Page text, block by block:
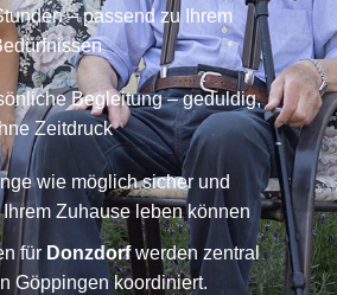
– passend zu Ihrem
Begleitung – geduldig,
Zeitdruck
wie möglich sicher und
Zuhause leben können
für Donzdorfwerden zentral
Göppingen koordiniert.